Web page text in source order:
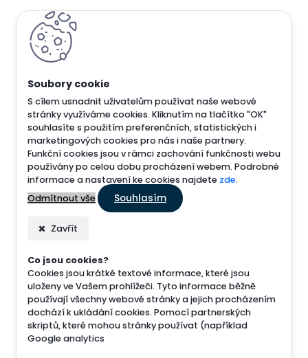
S cílem usnadnit uživatelům používat naše webové
stránky využíváme cookies. Kliknutím na tlačítko "OK"
souhlasíte s použitím preferenčních, statistických i
marketingových cookies pro nás i naše partnery.
Funkční cookies jsou v rámci zachování funkčnosti webu
používány po celou dobu procházení webem. Podrobné
informace a nastavení ke cookies najdete zde.
Odmítnout vše
Souhlasím
Zavřít
Co jsou cookies?
Cookies jsou krátké textové informace, které jsou
uloženy ve Vašem prohlížeči. Tyto informace běžně
používají všechny webové stránky a jejich procházením
dochází k ukládání cookies. Pomocí partnerských
skriptů, které mohou stránky používat (například
Google analytics